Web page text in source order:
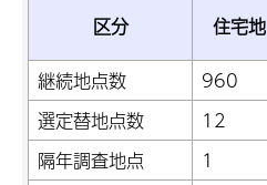
区分 住宅地
継続地点数
960
選定替地点数
12
隔年調査地点
1